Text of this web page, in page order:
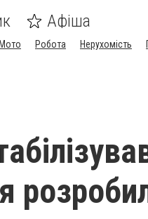
Афіша
Робота Нерухомість